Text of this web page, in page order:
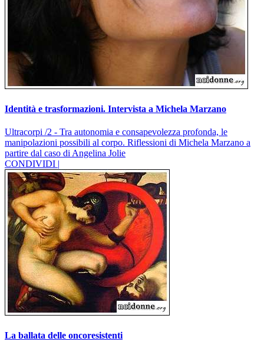
Identità e trasformazioni. Intervista a Michela Marzano
Ultracorpi /2 - Tra autonomia e consapevolezza profonda, le
manipolazioni possibili al corpo. Riflessioni di Michela Marzano a
partire dal caso di Angelina Jolie
CONDIVIDI |
La ballata delle oncoresistenti